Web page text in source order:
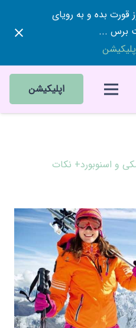
رو در 80 روز قورت بده و به رویای
برس ...
اپلیکیشن
و اسنوبورد+ نکات